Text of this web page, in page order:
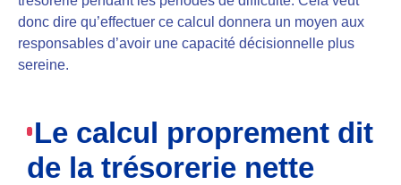
donc dire qu’effectuer ce calcul donnera un moyen aux
responsables d’avoir une capacité décisionnelle plus
sereine.
Le calcul proprement dit
de la trésorerie nette